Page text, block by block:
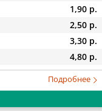
1,90 р.
2,50 р.
3,30 р.
4,80 р.
Подробнее